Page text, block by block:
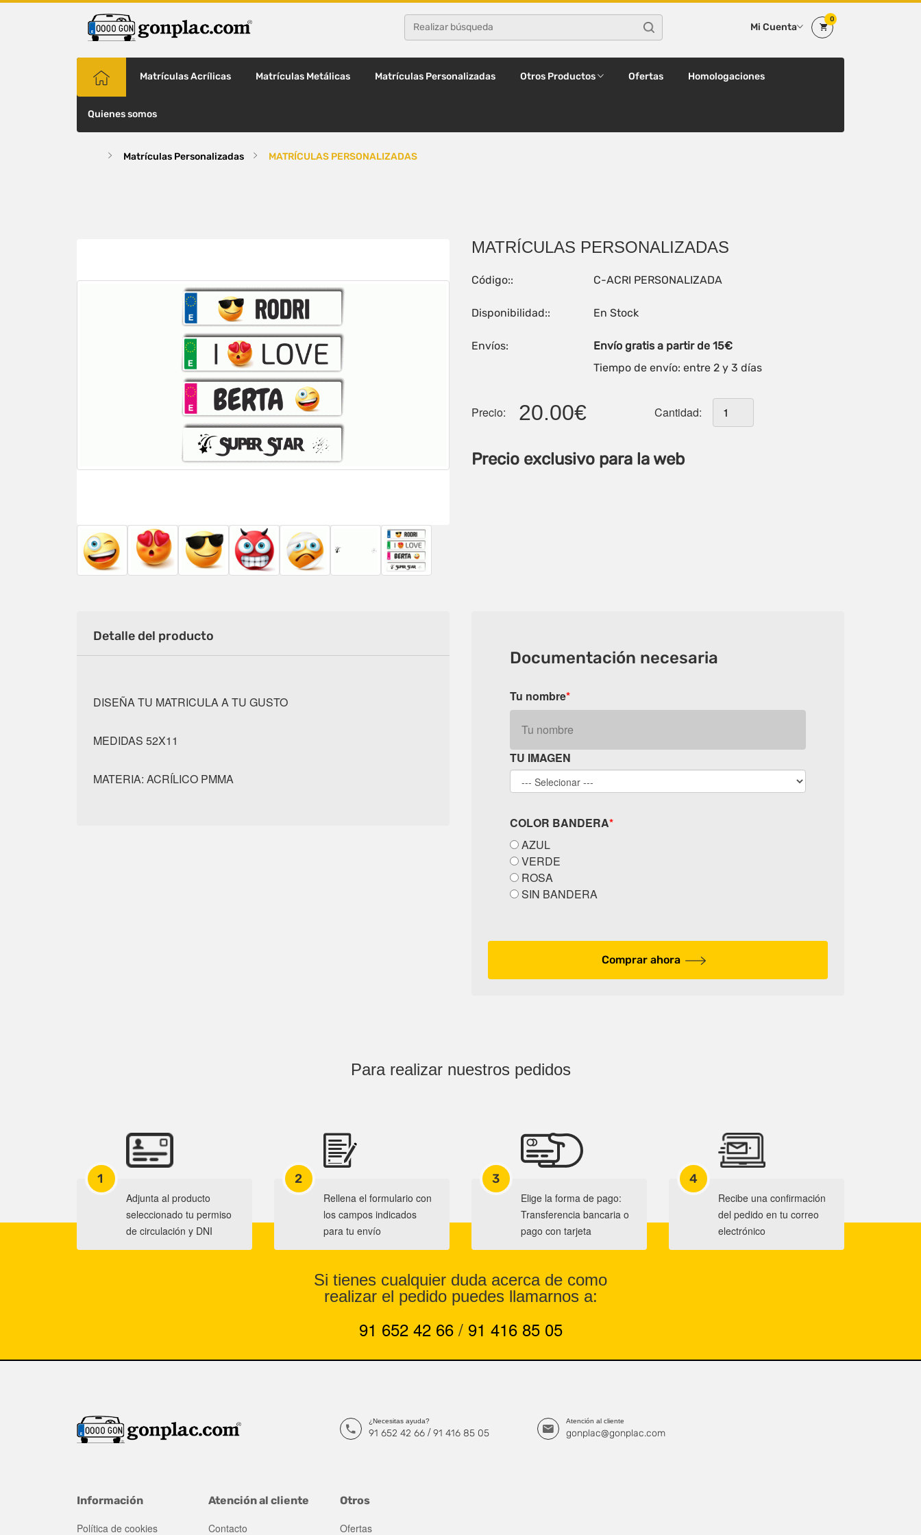
Mi Cuenta
0
Matrículas Acrílicas Matrículas Metálicas Matrículas Personalizadas Otros Productos Ofertas Homologaciones
Quienes somos
Matrículas Personalizadas MATRÍCULAS PERSONALIZADAS
MATRÍCULAS PERSONALIZADAS
Código:: C-ACRI PERSONALIZADA
Disponibilidad:: En Stock
Envíos:
Envío gratis a partir de 15€
Tiempo de envío: entre 2 y 3 días
Precio: 20.00€ Cantidad:
Precio exclusivo para la web
Detalle del producto
DISEÑA TU MATRICULA A TU GUSTO
MEDIDAS 52X11
MATERIA: ACRÍLICO PMMA
Documentación necesaria
Tu nombre*
TU IMAGEN
COLOR BANDERA*
AZUL
VERDE
ROSA
SIN BANDERA
Comprar ahora
Para realizar nuestros pedidos
1
Adjunta al producto
seleccionado tu permiso
de circulación y DNI
2
Rellena el formulario con
los campos indicados
para tu envío
3
Elige la forma de pago:
Transferencia bancaria o
pago con tarjeta
4
Recibe una confirmación
del pedido en tu correo
electrónico
Si tienes cualquier duda acerca de como
realizar el pedido puedes llamarnos a:
91 652 42 66 / 91 416 85 05
¿Necesitas ayuda?
91 652 42 66 / 91 416 85 05
Atención al cliente
gonplac@gonplac.com
Información
Política de cookies
Atención al cliente
Contacto
Otros
Ofertas